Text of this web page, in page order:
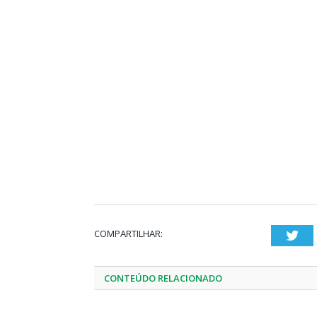
COMPARTILHAR:
CONTEÚDO RELACIONADO